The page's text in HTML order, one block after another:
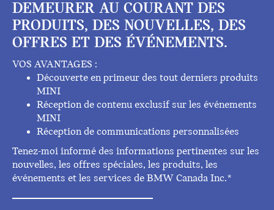
DEMEURER AU COURANT DES
PRODUITS, DES NOUVELLES, DES
OFFRES ET DES ÉVÉNEMENTS.
VOS AVANTAGES :
Découverte en primeur des tout derniers produits
MINI
Réception de contenu exclusif sur les événements
MINI
Réception de communications personnalisées
Tenez-moi informé des informations pertinentes sur les
nouvelles, les offres spéciales, les produits, les
événements et les services de BMW Canada Inc.*